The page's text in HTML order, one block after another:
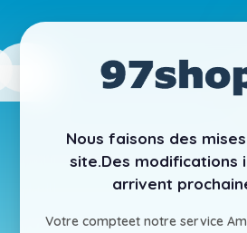
Nous faisons des
site.Des modifications
arrivent
Votre compteet notre service